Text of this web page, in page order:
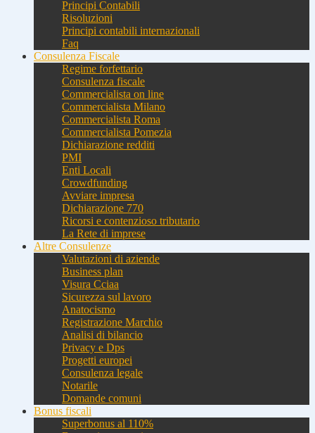
Principi Contabili
Risoluzioni
Principi contabili internazionali
Faq
Consulenza Fiscale
Regime forfettario
Consulenza fiscale
Commercialista on line
Commercialista Milano
Commercialista Roma
Commercialista Pomezia
Dichiarazione redditi
PMI
Enti Locali
Crowdfunding
Avviare impresa
Dichiarazione 770
Ricorsi e contenzioso tributario
La Rete di imprese
Altre Consulenze
Valutazioni di aziende
Business plan
Visura Cciaa
Sicurezza sul lavoro
Anatocismo
Registrazione Marchio
Analisi di bilancio
Privacy e Dps
Progetti europei
Consulenza legale
Notarile
Domande comuni
Bonus fiscali
Superbonus al 110%